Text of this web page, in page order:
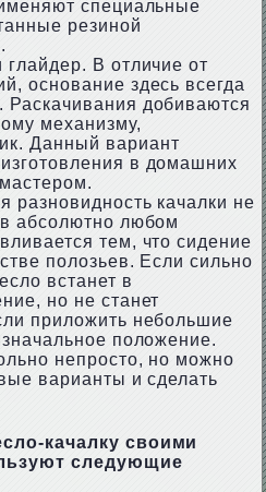
специальные
резиной
В отличие от
основание здесь всегда
добиваются
механизму,
Данный вариант
в домашних
разновидность качалки не
в абсолютно любом
тем, что сидение
полозьев. Если сильно
встанет в
но не станет
приложить небольшие
положение.
непросто, но можно
варианты и сделать
качалку своими
следующие